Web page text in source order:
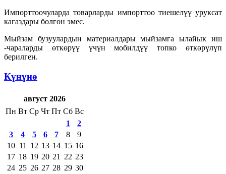
Импорттоочуларда товарларды импорттоо тиешелүү уруксат
кагаздары болгон эмес.
Мыйзам бузуулардын материалдары мыйзамга ылайык иш
-чараларды өткөрүү үчүн мобилдүү топко өткөрүлүп
берилген.
Күнүнө
август 2026
Пн Вт Ср Чт Пт Сб Вс
1
2
3
4 5 6 7 8
9
10 11 12 13 14 15 16
17 18 19 20 21 22 23
24 25 26 27 28 29 30